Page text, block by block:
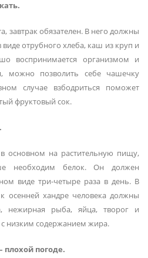
завтрак обязателен. В него должны
отрубного хлеба, каш из круп и
воспринимается организмом и
можно позволить себе чашечку
случае взбодриться поможет
фруктовый сок.
основном на растительную пищу,
необходим белок. Он должен
виде три-четыре раза в день. В
осенней хандре человека должны
нежирная рыба, яйца, творог и
низким содержанием жира.
плохой погоде.